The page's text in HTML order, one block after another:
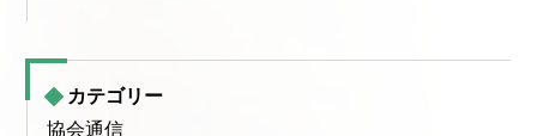
カテゴリー
協会通信